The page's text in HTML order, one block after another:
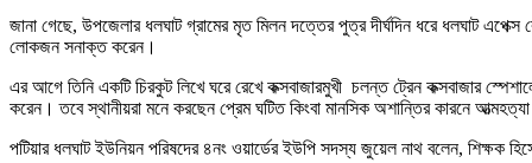
জানা গেছে, উপজেলার ধলঘাট গ্রামের মৃত মিলন দত্তের পুত্র দীর্ঘদিন ধরে ধলঘাট
লোকজন সনাক্ত করেন।
এর আগে তিনি একটি চিরকুট লিখে ঘরে রেখে কক্সবাজারমুখী চলন্ত ট্রেন কক্সবাজার
করেন। তবে স্থানীয়রা মনে করছেন প্রেম ঘটিত কিংবা মানসিক অশান্তির কারনে আত্মহত্যা
পটিয়ার ধলঘাট ইউনিয়ন পরিষদের ৪নং ওয়ার্ডের ইউপি সদস্য জুয়েল নাথ বলেন, শিক্ষক